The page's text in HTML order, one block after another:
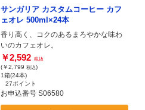
サンガリア カスタムコーヒー カフ
ェオレ 500ml×24本
香り高く、コクのあるまろやかな味わ
いのカフェオレ。
￥2,592 税抜
(￥2,799 税込)
1箱(24本)
27ポイント
お申込番号 S06580